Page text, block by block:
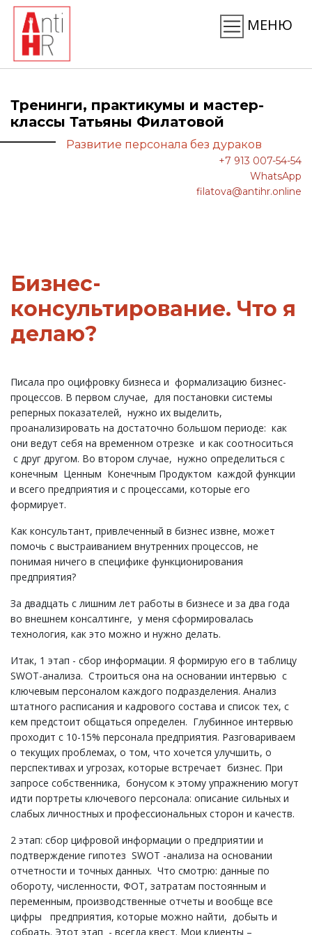
МЕНЮ
Тренинги, практикумы и мастер-
классы Татьяны Филатовой
Развитие персонала без дураков
+7 913 007-54-54
WhatsApp
filatova@antihr.online
Бизнес-
консультирование. Что я
делаю?
Писала про оцифровку бизнеса и формализацию бизнес-
процессов. В первом случае, для постановки системы
реперных показателей, нужно их выделить,
проанализировать на достаточно большом периоде: как
они ведут себя на временном отрезке и как соотноситься
с друг другом. Во втором случае, нужно определиться с
конечным Ценным Конечным Продуктом каждой функции
и всего предприятия и с процессами, которые его
формирует.
Как консультант, привлеченный в бизнес извне, может
помочь с выстраиванием внутренних процессов, не
понимая ничего в специфике функционирования
предприятия?
За двадцать с лишним лет работы в бизнесе и за два года
во внешнем консалтинге, у меня сформировалась
технология, как это можно и нужно делать.
Итак, 1 этап - сбор информации. Я формирую его в таблицу
SWOT-анализа. Строиться она на основании интервью с
ключевым персоналом каждого подразделения. Анализ
штатного расписания и кадрового состава и список тех, с
кем предстоит общаться определен. Глубинное интервью
проходит с 10-15% персонала предприятия. Разговариваем
о текущих проблемах, о том, что хочется улучшить, о
перспективах и угрозах, которые встречает бизнес. При
запросе собственника, бонусом к этому упражнению могут
идти портреты ключевого персонала: описание сильных и
слабых личностных и профессиональных сторон и качеств.
2 этап: сбор цифровой информации о предприятии и
подтверждение гипотез SWOT -анализа на основании
отчетности и точных данных. Что смотрю: данные по
обороту, численности, ФОТ, затратам постоянным и
переменным, производственные отчеты и вообще все
цифры предприятия, которые можно найти, добыть и
собрать. Этот этап - всегда квест. Мои клиенты –